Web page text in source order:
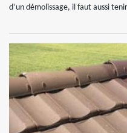
d’un démolissage, il faut aussi